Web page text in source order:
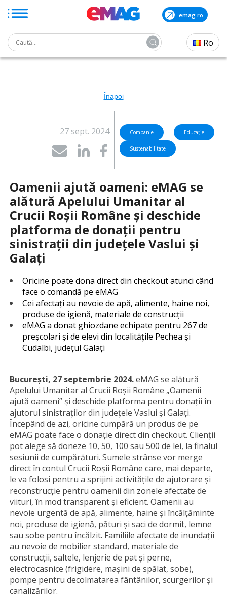
Skip
emag.ro
Search
for:
Ro
Înapoi
27 sept. 2024 Companie Educație
Sustenabilitate
Oamenii ajută oameni: eMAG se
alătură Apelului Umanitar al
Crucii Roșii Române și deschide
platforma de donații pentru
sinistrații din județele Vaslui și
Galați
Oricine poate dona direct din checkout atunci când
face o comandă pe eMAG
Cei afectați au nevoie de apă, alimente, haine noi,
produse de igienă, materiale de construcții
eMAG a donat ghiozdane echipate pentru 267 de
preșcolari și de elevi din localitățile Pechea și
Cudalbi, județul Galați
București, 27 septembrie 2024.eMAG se alătură
Apelului Umanitar al Crucii Roșii Române „Oamenii
ajută oameni” și deschide platforma pentru donații în
ajutorul sinistraților din județele Vaslui și Galați.
Începând de azi, oricine cumpără un produs de pe
eMAG poate face o donație direct din checkout. Clienții
pot alege să doneze 10, 50, 100 sau 500 de lei, la finalul
sesiunii de cumpărături. Sumele strânse vor merge
direct în contul Crucii Roșii Române care, mai departe,
le va folosi pentru a sprijini activitățile de ajutorare și
reconstrucție pentru oamenii din zonele afectate de
viituri, în mod transparent și eficient. Oamenii au
nevoie urgentă de apă, alimente, haine și încălțăminte
noi, produse de igienă, pături și saci de dormit, lemne
sau sobe pentru încălzit. Familiile afectate de inundații
au nevoie de mobilier standard, materiale de
construcții, saltele, lenjerie de pat și perne,
electrocasnice (frigidere, mașini de spălat, sobe),
pompe pentru decolmatarea fântânilor, scurgerilor și
canalizărilor.